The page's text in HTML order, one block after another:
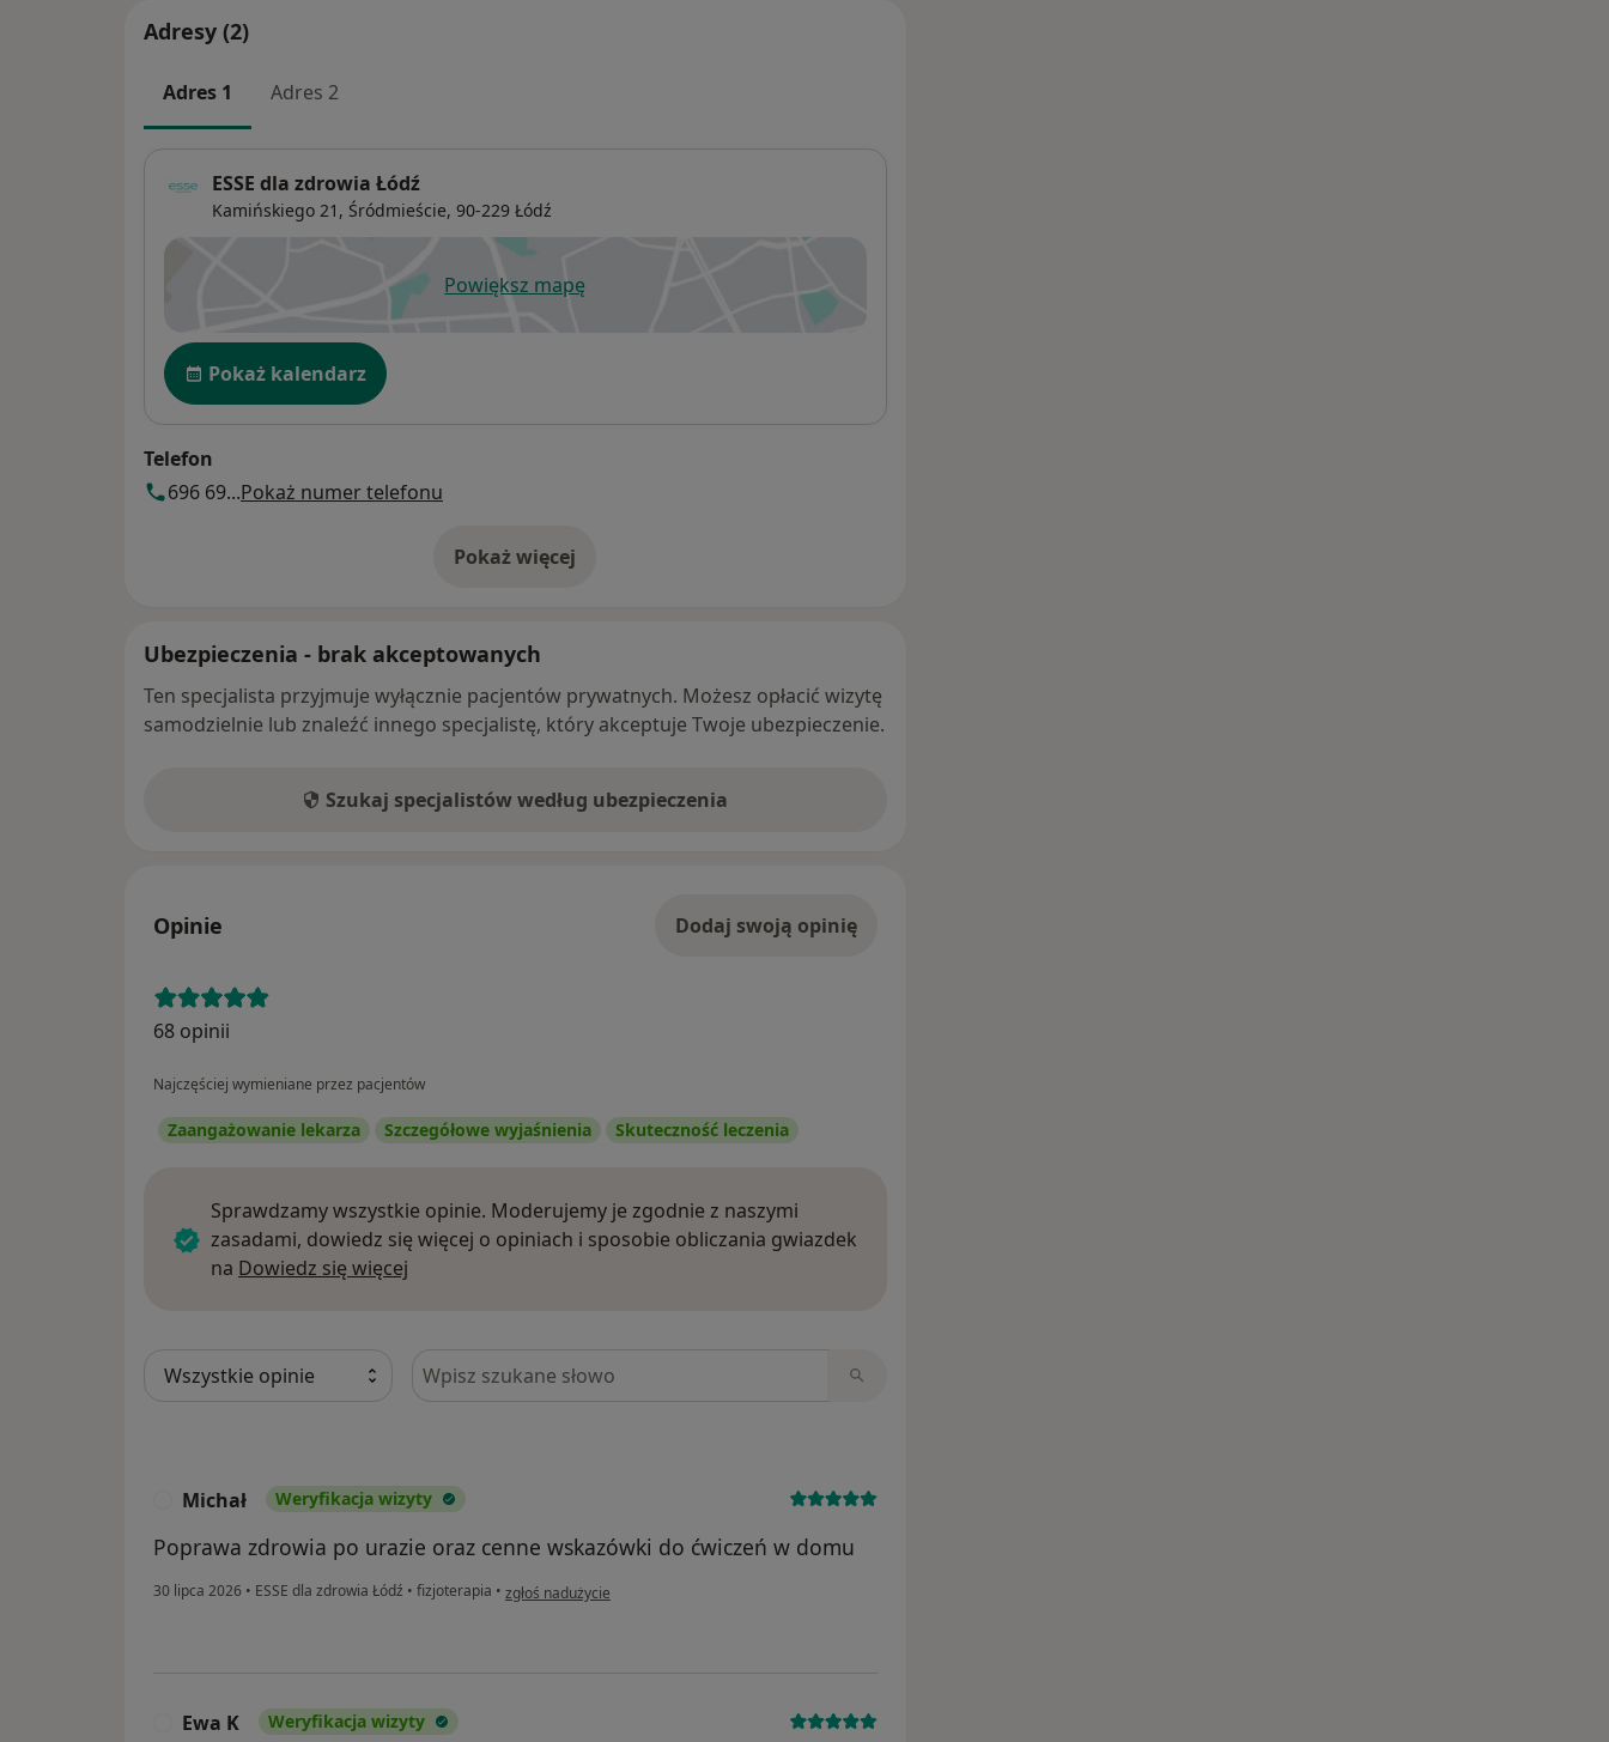
Adresy (2)
Adres 1 Adres 2
ESSE dla zdrowia Łódź
Kamińskiego 21, Śródmieście, 90-229 Łódź
Powiększ mapęotwiera się w nowej karcie
Dostępność
Pokaż kalendarz
Telefon
696 69...Pokaż numer telefonu
Pokaż więcej
o adresie
Ubezpieczenia - brak akceptowanych
Ten specjalista przyjmuje wyłącznie pacjentów prywatnych. Możesz opłacić wizytę
samodzielnie lub znaleźć innego specjalistę, który akceptuje Twoje ubezpieczenie.
Szukaj specjalistów według ubezpieczenia
Opinie Dodaj swoją opinię
68 opinii
Najczęściej wymieniane przez pacjentów
Zaangażowanie lekarza Szczegółowe wyjaśnienia Skuteczność leczenia
Sprawdzamy wszystkie opinie. Moderujemy je zgodnie z naszymi
zasadami, dowiedz się więcej o opiniach i sposobie obliczania gwiazdek
na Dowiedz się więcej
Szukaj w opiniach
Michał Weryfikacja wizyty
Poprawa zdrowia po urazie oraz cenne wskazówki do ćwiczeń w domu
30 lipca 2026 • ESSE dla zdrowia Łódź • fizjoterapia • w opinii użytkownika Michał
zgłoś nadużycie
Ewa K Weryfikacja wizyty